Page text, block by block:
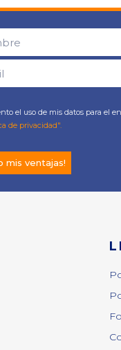
el uso de mis datos para el
de privacidad".
mis ventajas!